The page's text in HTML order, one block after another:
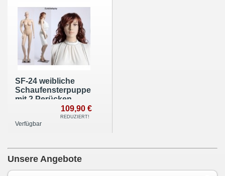
SF-24 weibliche
Schaufensterpuppe
mit 2 Perücken
gratis, Brustumfang
96 cm. Plastik
109,90 €
REDUZIERT!
Verfügbar
Unsere Angebote